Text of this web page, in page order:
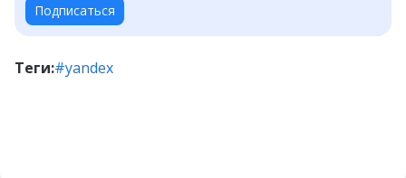
Подписаться
Теги:#yandex